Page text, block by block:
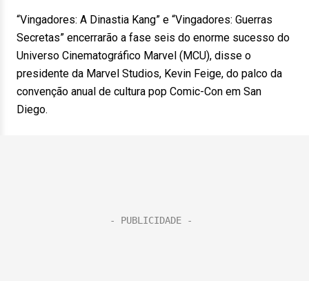
“Vingadores: A Dinastia Kang” e “Vingadores: Guerras
Secretas” encerrarão a fase seis do enorme sucesso do
Universo Cinematográfico Marvel (MCU), disse o
presidente da Marvel Studios, Kevin Feige, do palco da
convenção anual de cultura pop Comic-Con em San
Diego.